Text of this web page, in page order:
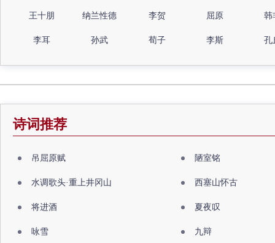
王十朋 纳兰性德 李贺 屈原 韩
李耳 孙武 荀子 李斯 孔
诗词推荐
吊屈原赋 陋室铭
水调歌头·重上井冈山 西塞山怀古
将进酒 夏夜叹
咏雪 九辩